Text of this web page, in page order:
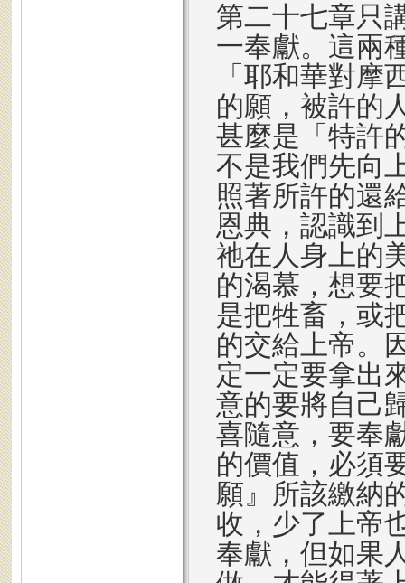
第二十七章只
一奉獻。這兩
「耶和華對摩
的願，被許的
甚麼是「特許
不是我們先向
照著所許的還
恩典，認識到
祂在人身上的
的渴慕，想要
是把牲畜，或
的交給上帝。
定一定要拿出
意的要將自己
喜隨意，要奉
的價值，必須
願』所該繳納
收，少了上帝
奉獻，但如果